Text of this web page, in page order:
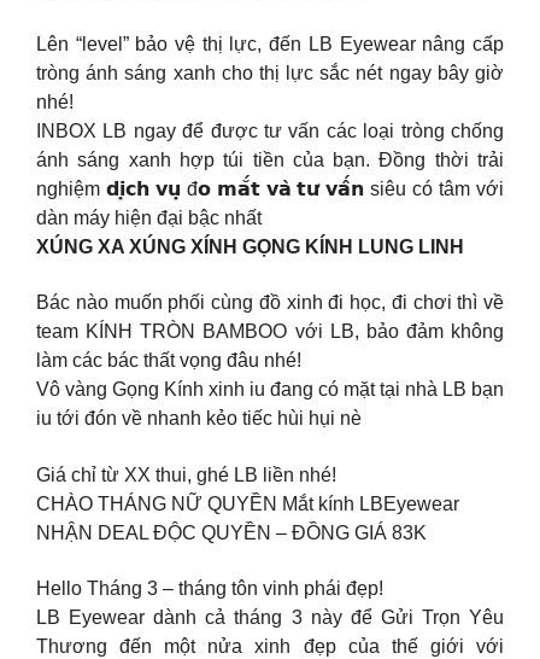
Lên “level” bảo vệ thị lực, đến LB Eyewear nâng cấp
tròng ánh sáng xanh cho thị lực sắc nét ngay bây giờ
nhé!
INBOX LB ngay để được tư vấn các loại tròng chống
ánh sáng xanh hợp túi tiền của bạn. Đồng thời trải
nghiệm 𝗱𝗶̣𝗰𝗵 𝘃𝘂̣ đ𝗼 𝗺𝗮̆́𝘁 𝘃𝗮̀ 𝘁𝘂̛ 𝘃𝗮̂́𝗻 siêu có tâm với
dàn máy hiện đại bậc nhất
XÚNG XA XÚNG XÍNH GỌNG KÍNH LUNG LINH
Bác nào muốn phối cùng đồ xinh đi học, đi chơi thì về
team KÍNH TRÒN BAMBOO với LB, bảo đảm không
làm các bác thất vọng đâu nhé!
Vô vàng Gọng Kính xinh iu đang có mặt tại nhà LB bạn
iu tới đón về nhanh kẻo tiếc hùi hụi nè
Giá chỉ từ XX thui, ghé LB liền nhé!
CHÀO THÁNG NỮ QUYỀN Mắt kính LBEyewear
NHẬN DEAL ĐỘC QUYỀN – ĐỒNG GIÁ 83K
Hello Tháng 3 – tháng tôn vinh phái đẹp!
LB Eyewear dành cả tháng 3 này để Gửi Trọn Yêu
Thương đến một nửa xinh đẹp của thế giới với